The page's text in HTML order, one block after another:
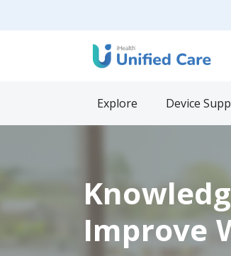
Explore Device
Improve